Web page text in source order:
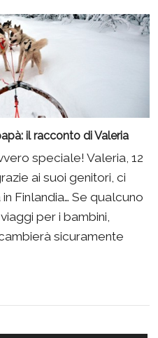
il racconto di Valeria
speciale! Valeria, 12
ai suoi genitori, ci
Finlandia… Se qualcuno
per i bambini,
sicuramente